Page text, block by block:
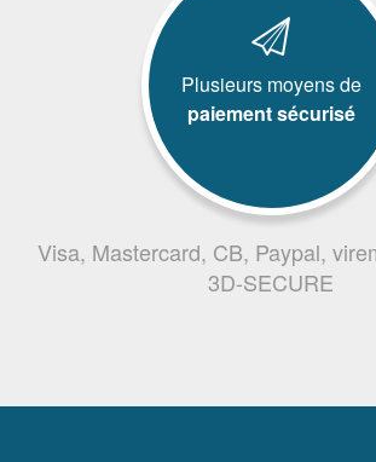
Plusieurs moyens de
paiement sécurisé
Visa, Mastercard, CB, Paypal,
3D-SECURE